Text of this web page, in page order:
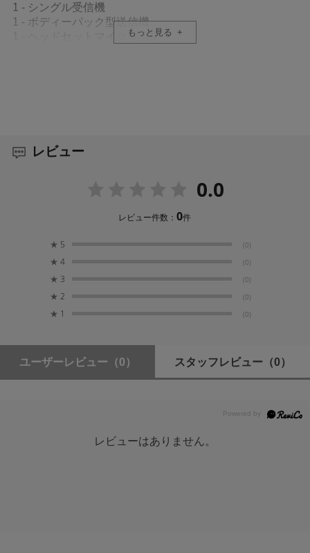
1 - シングル受信機
1 - ボディーパック型送信機
1 - ヘッドセットマイクロホン
1 - ラックマウント金具（長）
主な仕様
こちらよりご確認ください
もっと見る
レビュー
0.0
レビュー件数：0件
★ 5 (0)
★ 4 (0)
★ 3 (0)
★ 2 (0)
★ 1 (0)
ユーザーレビュー （0） スタッフレビュー （0）
レビューはありません。